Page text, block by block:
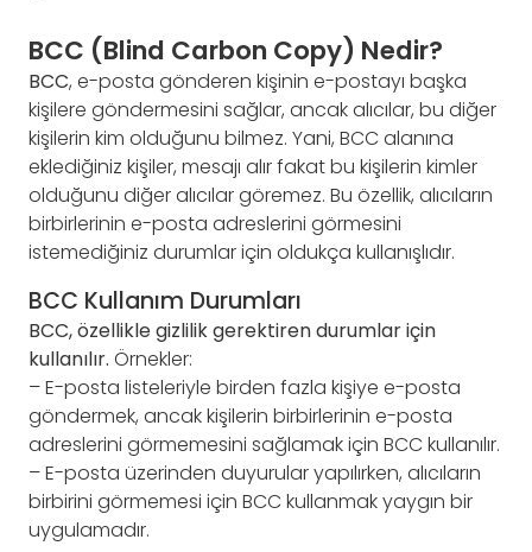
BCC (Blind Carbon Copy) Nedir?
BCC, e-posta gönderen kişinin e-postayı başka
kişilere göndermesini sağlar, ancak alıcılar, bu diğer
kişilerin kim olduğunu bilmez. Yani, BCC alanına
eklediğiniz kişiler, mesajı alır fakat bu kişilerin kimler
olduğunu diğer alıcılar göremez. Bu özellik, alıcıların
birbirlerinin e-posta adreslerini görmesini
istemediğiniz durumlar için oldukça kullanışlıdır.
BCC Kullanım Durumları
BCC, özellikle gizlilik gerektiren durumlar için
kullanılır. Örnekler:
– E-posta listeleriyle birden fazla kişiye e-posta
göndermek, ancak kişilerin birbirlerinin e-posta
adreslerini görmemesini sağlamak için BCC kullanılır.
– E-posta üzerinden duyurular yapılırken, alıcıların
birbirini görmemesi için BCC kullanmak yaygın bir
uygulamadır.